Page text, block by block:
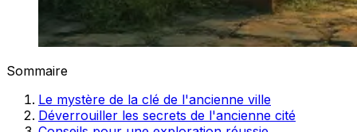
Sommaire
Le mystère de la clé de l'ancienne ville
Déverrouiller les secrets de l'ancienne cité